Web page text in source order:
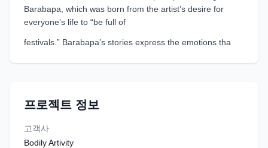
Barabapa, which was born from the artist’s desire for
everyone’s life to “be full of
festivals.” Barabapa’s stories express the emotions tha
프로젝트 정보
고객사
Bodily Artivity